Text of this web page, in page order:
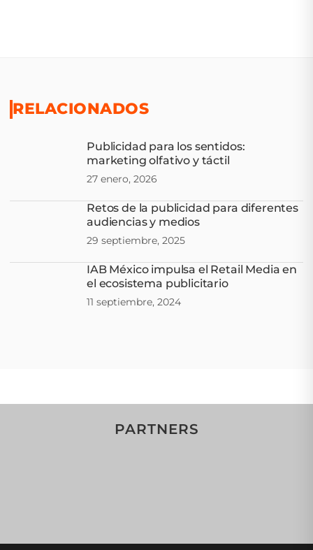
RELACIONADOS
Publicidad para los sentidos:
marketing olfativo y táctil
27 enero, 2026
Retos de la publicidad para diferentes
audiencias y medios
29 septiembre, 2025
IAB México impulsa el Retail Media en
el ecosistema publicitario
11 septiembre, 2024
PARTNERS